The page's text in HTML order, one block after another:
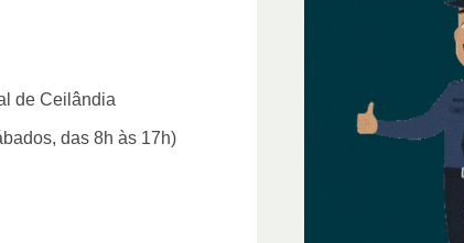
de Ceilândia
das 8h às 17h)